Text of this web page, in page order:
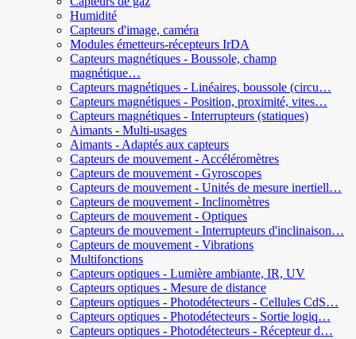
Humidité
Capteurs d'image, caméra
Modules émetteurs-récepteurs IrDA
Capteurs magnétiques - Boussole, champ
magnétique…
Capteurs magnétiques - Linéaires, boussole (circu…
Capteurs magnétiques - Position, proximité, vites…
Capteurs magnétiques - Interrupteurs (statiques)
Aimants - Multi-usages
Aimants - Adaptés aux capteurs
Capteurs de mouvement - Accéléromètres
Capteurs de mouvement - Gyroscopes
Capteurs de mouvement - Unités de mesure inertiell…
Capteurs de mouvement - Inclinomètres
Capteurs de mouvement - Optiques
Capteurs de mouvement - Interrupteurs d'inclinaison…
Capteurs de mouvement - Vibrations
Multifonctions
Capteurs optiques - Lumière ambiante, IR, UV
Capteurs optiques - Mesure de distance
Capteurs optiques - Photodétecteurs - Cellules CdS…
Capteurs optiques - Photodétecteurs - Sortie logiq…
Capteurs optiques - Photodétecteurs - Récepteur d…